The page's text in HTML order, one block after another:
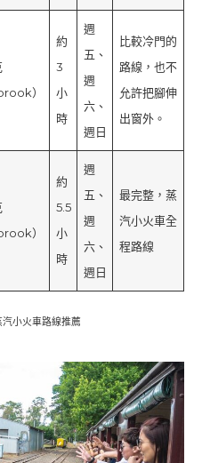
）
約
3
小
時
週
五、
週
六、
週日
比較冷門的
路線，也不
允許把腳伸
出窗外。
）
約
5.5
小
時
週
五、
週
六、
週日
最完整，蒸
汽小火車全
程路線
小火車路線推薦